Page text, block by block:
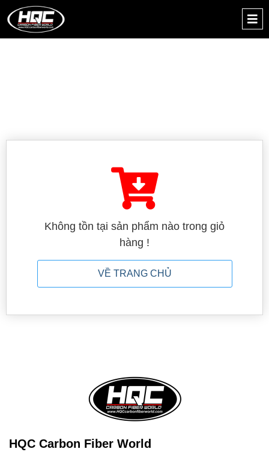
Không tồn tại sản phẩm nào trong giỏ
hàng !
VỀ TRANG CHỦ
HQC Carbon Fiber World